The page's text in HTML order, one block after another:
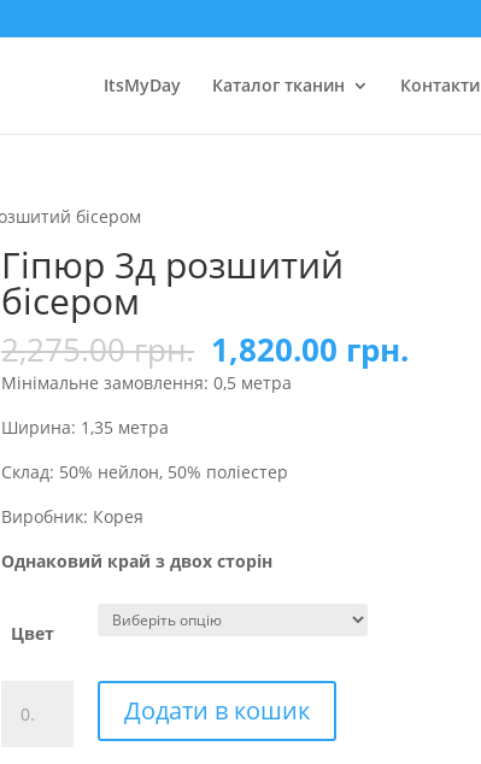
ItsMyDay Каталог тканин Контакти
бісером
Гіпюр 3д розшитий
бісером
2,275.00грн. 1,820.00 грн.
Мінімальне замовлення: 0,5 метра
Ширина: 1,35 метра
Склад: 50% нейлон, 50% поліестер
Виробник: Корея
Однаковий край з двох сторін
Цвет
Додати в кошик